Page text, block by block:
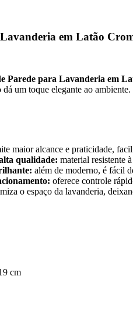
em Latão
Parede para Lavanderia em
um toque elegante ao ambiente.
maior alcance e praticidade,
qualidade: material resistente
além de moderno, é fácil
oferece controle
o espaço da lavanderia,
cm